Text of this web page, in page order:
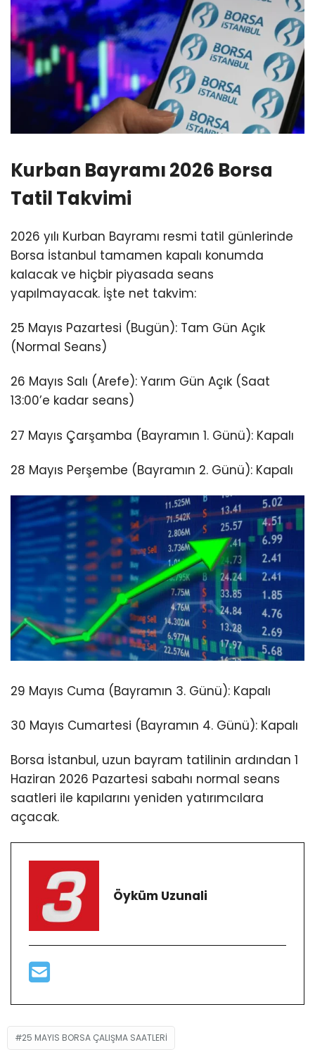
Kurban Bayramı 2026 Borsa
Tatil Takvimi
2026 yılı Kurban Bayramı resmi tatil günlerinde
Borsa İstanbul tamamen kapalı konumda
kalacak ve hiçbir piyasada seans
yapılmayacak. İşte net takvim:
25 Mayıs Pazartesi (Bugün): Tam Gün Açık
(Normal Seans)
26 Mayıs Salı (Arefe): Yarım Gün Açık (Saat
13:00’e kadar seans)
27 Mayıs Çarşamba (Bayramın 1. Günü): Kapalı
28 Mayıs Perşembe (Bayramın 2. Günü): Kapalı
29 Mayıs Cuma (Bayramın 3. Günü): Kapalı
30 Mayıs Cumartesi (Bayramın 4. Günü): Kapalı
Borsa İstanbul, uzun bayram tatilinin ardından 1
Haziran 2026 Pazartesi sabahı normal seans
saatleri ile kapılarını yeniden yatırımcılara
açacak.
Öyküm Uzunali
25 MAYIS BORSA ÇALIŞMA SAATLERI